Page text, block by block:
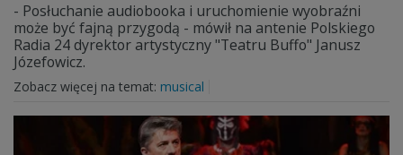
- Posłuchanie audiobooka i uruchomienie wyobraźni
może być fajną przygodą - mówił na antenie Polskiego
Radia 24 dyrektor artystyczny "Teatru Buffo" Janusz
Józefowicz.
Zobacz więcej na temat: musical